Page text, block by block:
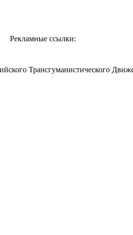
Рекламные ссылки:
Трансгуманистического